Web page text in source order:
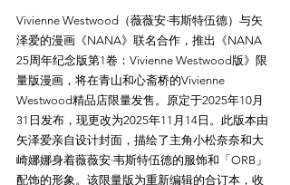
Vivienne Westwood（薇薇安·韦斯特伍德）与矢
泽爱的漫画《NANA》联名合作，推出《NANA
25周年纪念版第1卷：Vivienne Westwood版》限
量版漫画，将在青山和心斋桥的Vivienne
Westwood精品店限量发售。原定于2025年10月
31日发布，现更改为2025年11月14日。此版本由
矢泽爱亲自设计封面，描绘了主角小松奈奈和大
崎娜娜身着薇薇安·韦斯特伍德的服饰和「ORB」
配饰的形象。该限量版为重新编辑的合订本，收